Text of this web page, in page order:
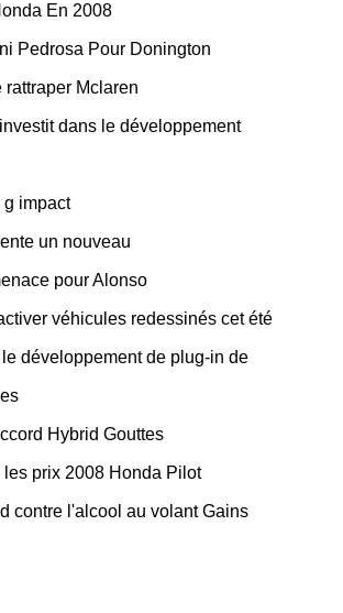
En 2008
Pedrosa Pour Donington
rattraper Mclaren
dans le développement
g impact
un nouveau
pour Alonso
véhicules redessinés cet été
développement de plug-in de
Hybrid Gouttes
prix 2008 Honda Pilot
contre l'alcool au volant Gains